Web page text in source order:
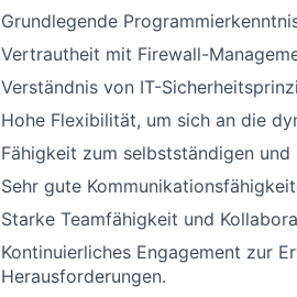
Grundlegende
Vertrautheit mit Firewall-
Verständnis von IT-
Hohe Flexibilität, um sich an die
Fähigkeit zum selbstständigen
Sehr gute
Starke Teamfähigkeit und
Kontinuierliches Engagement zur
Herausforderungen.